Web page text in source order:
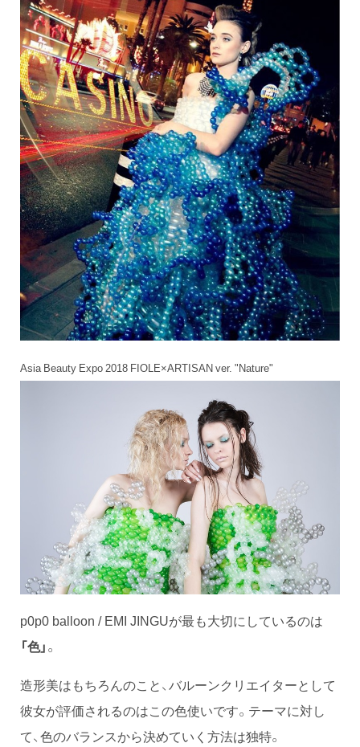
Asia Beauty Expo 2018 FIOLE×ARTISAN ver. "Nature"
p0p0 balloon / EMI JINGUが最も大切にしているのは
「色」。
造形美はもちろんのこと、バルーンクリエイターとして
彼女が評価されるのはこの色使いです。テーマに対し
て、色のバランスから決めていく方法は独特。